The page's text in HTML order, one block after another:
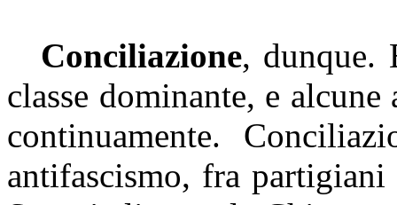
Conciliazione, dunque.
classe dominante, e
continuamente.
antifascismo, fra